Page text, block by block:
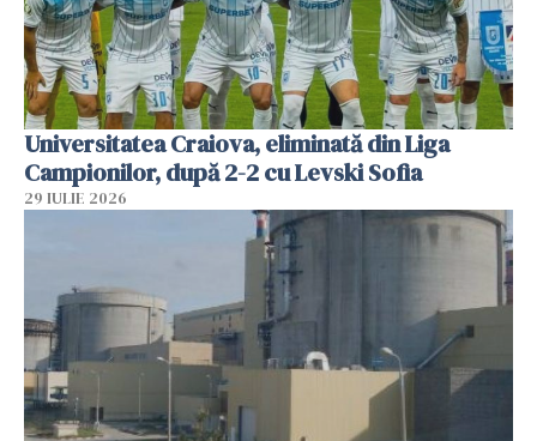
Universitatea Craiova, eliminată din Liga
Campionilor, după 2-2 cu Levski Sofia
29 IULIE 2026